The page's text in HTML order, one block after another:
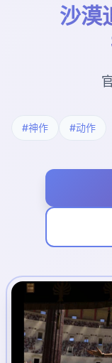
沙漠
#神作 #动作